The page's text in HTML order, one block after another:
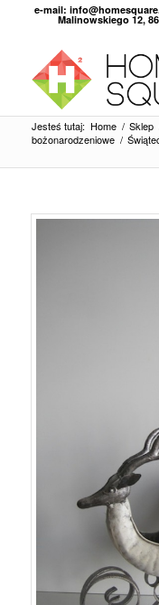
e-mail:
Malinowskiego 12,
Jesteś tutaj: Home / Sklep
bożonarodzeniowe /